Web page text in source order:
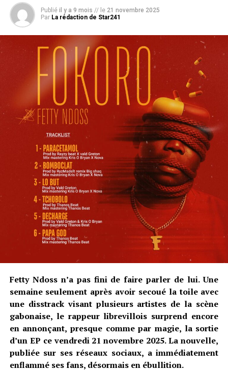
Publié il y a 9 mois // le 21 novembre 2025
Par La rédaction de Star241
Fetty Ndoss n’a pas fini de faire parler de lui. Une
semaine seulement après avoir secoué la toile avec
une disstrack visant plusieurs artistes de la scène
gabonaise, le rappeur librevillois surprend encore
en annonçant, presque comme par magie, la sortie
d’un EP ce vendredi 21 novembre 2025. La nouvelle,
publiée sur ses réseaux sociaux, a immédiatement
enflammé ses fans, désormais en ébullition.